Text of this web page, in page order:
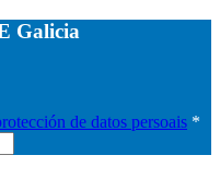
Galicia
de datos persoais *